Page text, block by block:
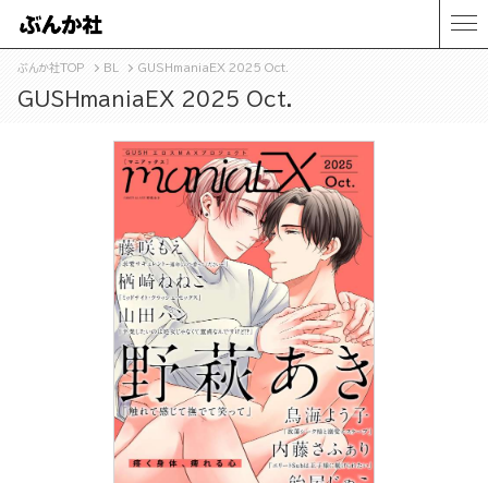
ぶんか社TOP BL GUSHmaniaEX 2025 Oct.
GUSHmaniaEX 2025 Oct.